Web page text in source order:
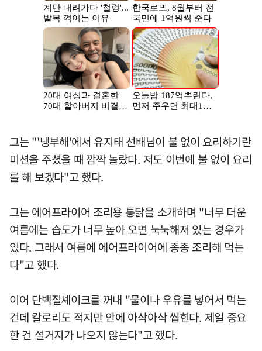
그는 "'냉부해'에서 유지태 선배님이 불 없이 요리하기란
미션을 주셨을 때 깜짝 놀랐다. 저도 이번에 불 없이 요리
를 해 보겠다"고 했다.
그는 에어프라이어 조리용 통닭을 소개하며 "너무 더운
여름에는 습도가 너무 높아 오면 눅눅해져 있는 경우가
있다. 그래서 여름에 에어프라이어에 종종 조리해 먹는
다"고 했다.
이어 단백질셰이크를 꺼내 "물이나 우유를 넣어서 먹는
건데 칼로리도 적지만 안에 아삭아삭 씹힌다. 제일 중요
한 건 설거지가 나오지 않는다"고 했다.